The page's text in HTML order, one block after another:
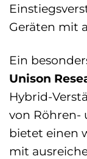
Geräten mit
Ein
Unison
Hybrid-
von Röhren-
bietet einen
mit